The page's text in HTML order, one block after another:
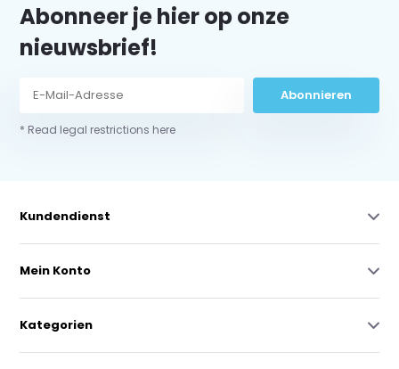
Abonneer je hier op onze
nieuwsbrief!
Abonnieren
* Read legal restrictions here
Kundendienst
Mein Konto
Kategorien